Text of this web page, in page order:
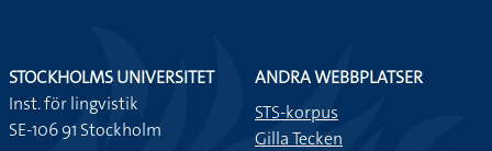
STOCKHOLMS UNIVERSITET
Inst. för lingvistik
SE-106 91 Stockholm
ANDRA WEBBPLATSER
STS-korpus
Gilla Tecken